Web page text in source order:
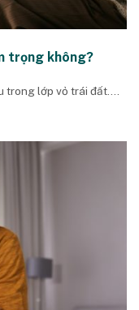
trọng không?
trong lớp vỏ trái đất....